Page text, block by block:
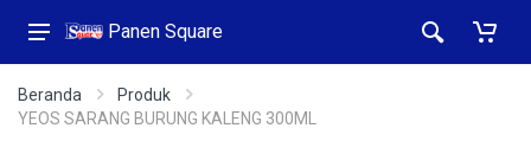
Panen Square
Beranda
Produk
YEOS SARANG BURUNG KALENG 300ML